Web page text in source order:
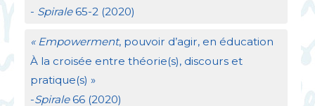
- Spirale65-2 (2020)
« Empowerment, pouvoir d’agir, en éducation
À la croisée entre théorie(s), discours et
pratique(s) »
-Spirale66 (2020)